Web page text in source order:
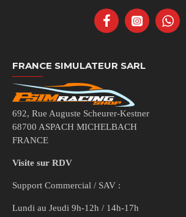
FRANCE SIMULATEUR SARL
692, Rue Auguste Scheurer-Kestner
68700 ASPACH MICHELBACH
FRANCE
Visite sur RDV
Support Commercial / SAV :
Lundi au Jeudi 9h-12h / 14h-17h